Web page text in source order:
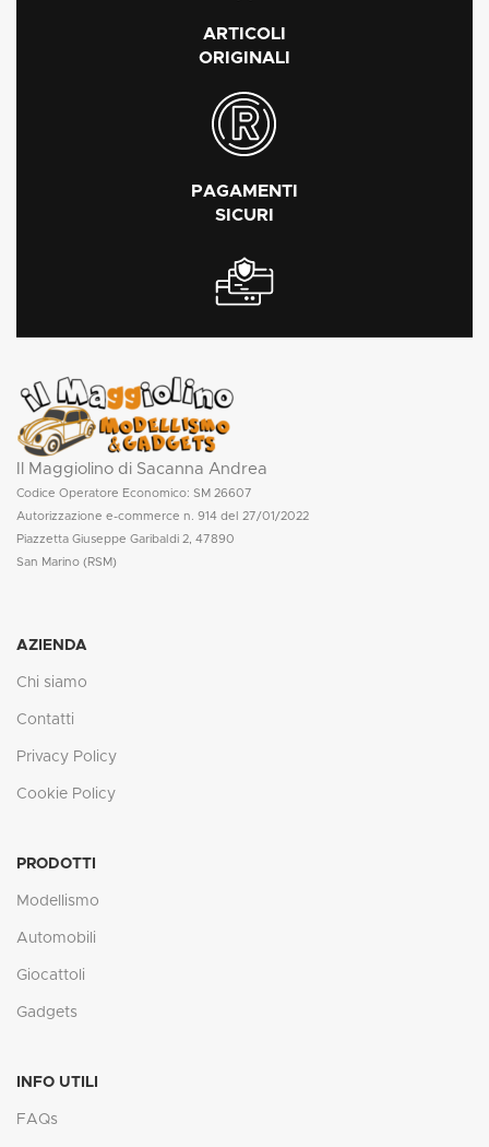
ARTICOLI
ORIGINALI
PAGAMENTI
SICURI
Il Maggiolino di Sacanna Andrea
Codice Operatore Economico: SM 26607
Autorizzazione e-commerce n. 914 del 27/01/2022
Piazzetta Giuseppe Garibaldi 2, 47890
San Marino (RSM)
AZIENDA
Chi siamo
Contatti
Privacy Policy
Cookie Policy
PRODOTTI
Modellismo
Automobili
Giocattoli
Gadgets
INFO UTILI
FAQs